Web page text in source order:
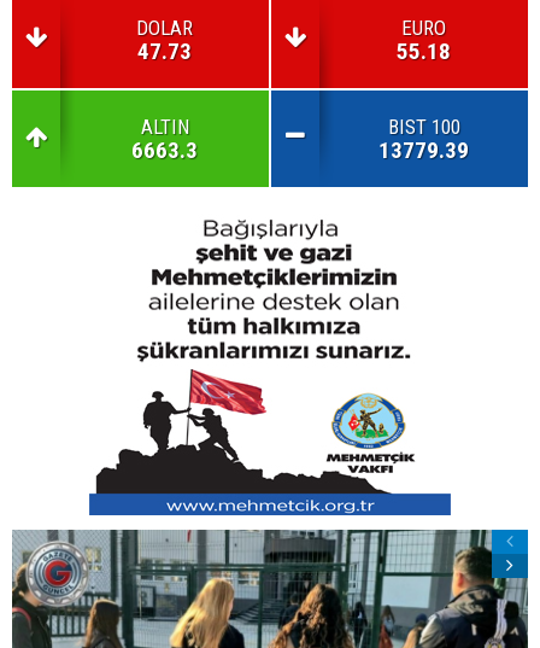
DOLAR
47.73
EURO
55.18
ALTIN
6663.3
BIST 100
13779.39